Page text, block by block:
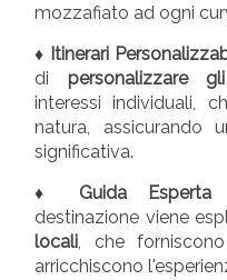
mozzafiato ad ogni
♦ Itinerari
di personalizzare
interessi individuali,
natura, assicurando
significativa.
♦ Guida Esperta
destinazione viene
locali , che
arricchiscono